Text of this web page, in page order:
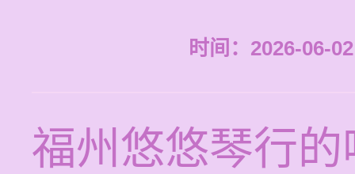
时间：2026-06-
福州悠悠琴行